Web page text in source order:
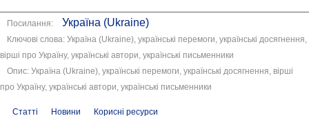
Посилання: Україна (Ukraine)
Ключові слова: Україна (Ukraine), українські перемоги, українські досягнення,
вірші про Україну, українські автори, українські письменники
Опис: Україна (Ukraine), українські перемоги, українські досягнення, вірші
про Україну, українські автори, українські письменники
Статті Новини Корисні ресурси